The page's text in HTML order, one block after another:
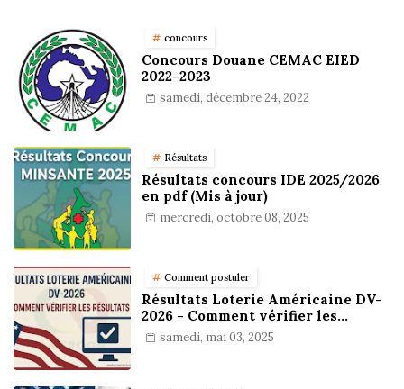
concours
Concours Douane CEMAC EIED
2022-2023
samedi, décembre 24, 2022
Résultats
Résultats concours IDE 2025/2026
en pdf (Mis à jour)
mercredi, octobre 08, 2025
Comment postuler
Résultats Loterie Américaine DV-
2026 - Comment vérifier les
résultats
samedi, mai 03, 2025